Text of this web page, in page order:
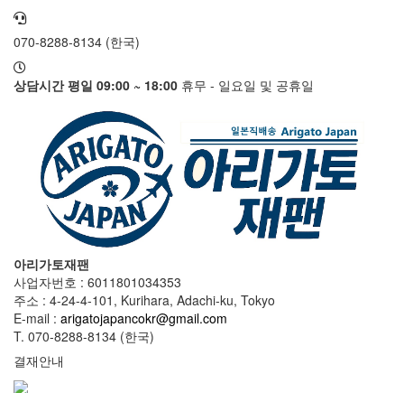
070-8288-8134 (한국)
상담시간 평일 09:00 ~ 18:00 휴무 - 일요일 및 공휴일
아리가토재팬
사업자번호 : 6011801034353
주소 : 4-24-4-101, Kurihara, Adachi-ku, Tokyo
E-mail : arigatojapancokr@gmail.com
T. 070-8288-8134 (한국)
결재안내